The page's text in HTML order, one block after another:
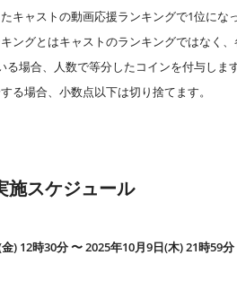
キャストの動画応援ランキングで1位にな
ングとはキャストのランキングではなく
場合、人数で等分したコインを付与しま
る場合、小数点以下は切り捨てます。
施スケジュール
) 12時30分 〜 2025年10月9日(木) 21時59分